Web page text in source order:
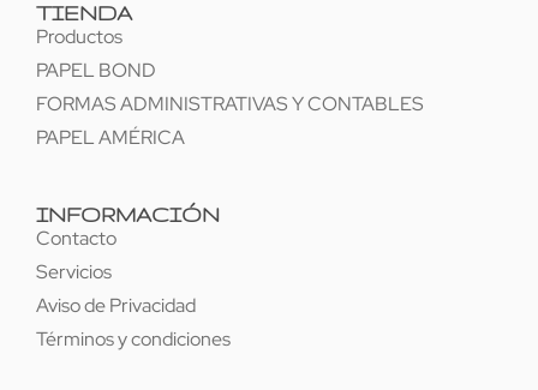
TIENDA
Productos
PAPEL BOND
FORMAS ADMINISTRATIVAS Y CONTABLES
PAPEL AMÉRICA
INFORMACIÓN
Contacto
Servicios
Aviso de Privacidad
Términos y condiciones